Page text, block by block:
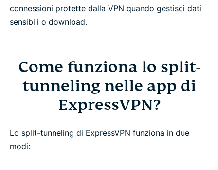
connessioni protette dalla VPN quando gestisci dati
sensibili o download.
Come funziona lo split-
tunneling nelle app di
ExpressVPN?
Lo split-tunneling di ExpressVPN funziona in due
modi: